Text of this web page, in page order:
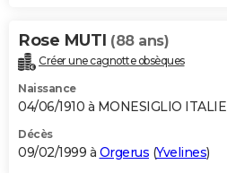
Rose MUTI (88 ans)
Créer une cagnotte obsèques
Naissance
04/06/1910 à MONESIGLIO ITALIE
Décès
09/02/1999 à Orgerus (Yvelines)